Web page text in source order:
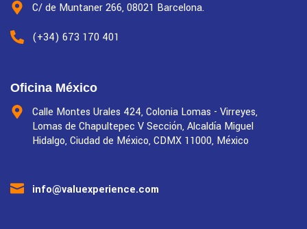
C/ de Muntaner 266, 08021 Barcelona.
(+34) 673 170 401
Oficina México
Calle Montes Urales 424, Colonia Lomas - Virreyes,
Lomas de Chapultepec V Sección, Alcaldía Miguel
Hidalgo, Ciudad de México, CDMX 11000, México
info@valuexperience.com